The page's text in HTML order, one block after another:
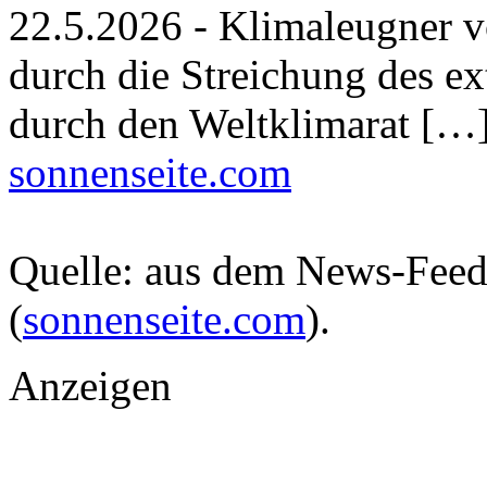
22.5.2026 - Klimaleugner
durch die Streichung des
durch den Weltklimarat
sonnenseite.com
Quelle: aus dem News-
(sonnenseite.com).
Anzeigen